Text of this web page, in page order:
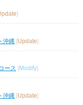
沖縄 [Update]
ース [Modify]
沖縄 [Update]